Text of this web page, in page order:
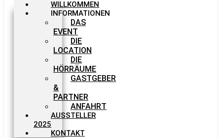
WILLKOMMEN
INFORMATIONEN
DAS
EVENT
DIE
LOCATION
DIE
HÖRRÄUME
GASTGEBER
&
PARTNER
ANFAHRT
AUSSTELLER
2025
KONTAKT